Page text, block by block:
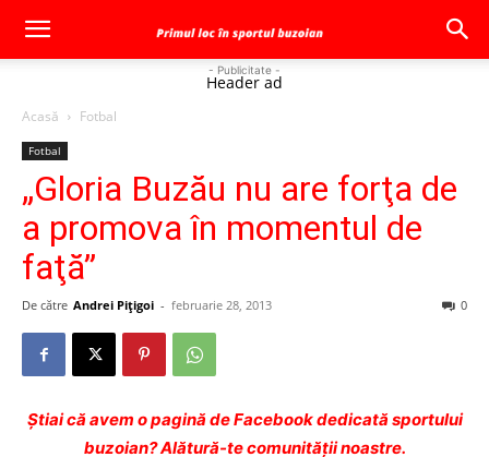
- Publicitate -
Header ad
Acasă Fotbal
Fotbal
„Gloria Buzău nu are forţa de
a promova în momentul de
faţă”
De către Andrei Pițigoi - februarie 28, 2013 0
Ştiai că avem o pagină de Facebook dedicată sportului
buzoian? Alătură-te comunității noastre.